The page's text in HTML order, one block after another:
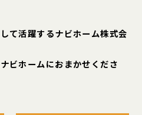
て活躍するナビホーム株式会
ビホームにおまかせくださ